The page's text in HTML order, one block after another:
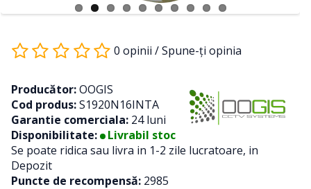
0 opinii /Spune-ţi opinia
Producător:OOGIS
Cod produs:S1920N16INTA
Garantie comerciala: 24 luni
Disponibilitate:
Livrabil stoc
Se poate ridica sau livra in 1-2 zile lucratoare, in
Depozit
Puncte de recompensă: 2985